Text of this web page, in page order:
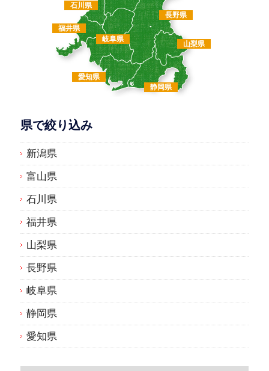
石川県
福井県
山梨県
長野県
岐阜県
静岡県
愛知県
県で絞り込み
新潟県
富山県
石川県
福井県
山梨県
長野県
岐阜県
静岡県
愛知県